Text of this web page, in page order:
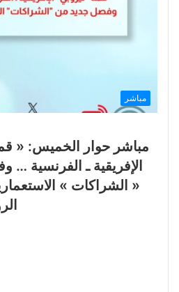
مباشر
مباشر حوار الخميس: «
الإفريقية ـ الفرنسية
« الشراكات »